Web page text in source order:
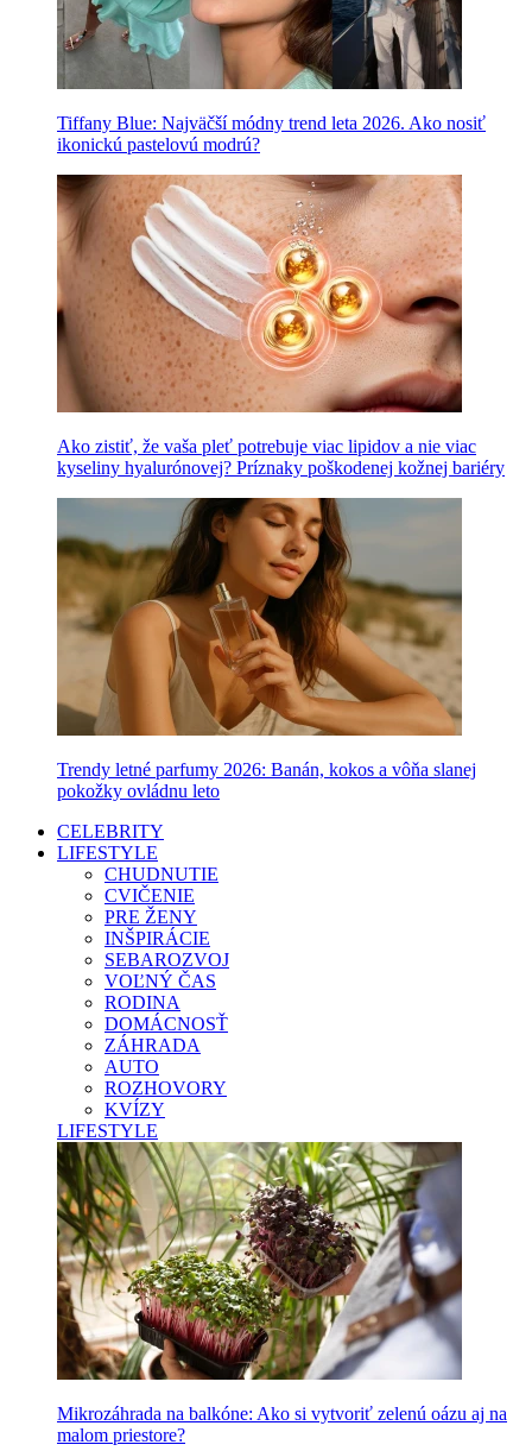
Tiffany Blue: Najväčší módny trend leta 2026. Ako nosiť
ikonickú pastelovú modrú?
Ako zistiť, že vaša pleť potrebuje viac lipidov a nie viac
kyseliny hyalurónovej? Príznaky poškodenej kožnej bariéry
Trendy letné parfumy 2026: Banán, kokos a vôňa slanej
pokožky ovládnu leto
CELEBRITY
LIFESTYLE
CHUDNUTIE
CVIČENIE
PRE ŽENY
INŠPIRÁCIE
SEBAROZVOJ
VOĽNÝ ČAS
RODINA
DOMÁCNOSŤ
ZÁHRADA
AUTO
ROZHOVORY
KVÍZY
LIFESTYLE
Mikrozáhrada na balkóne: Ako si vytvoriť zelenú oázu aj na
malom priestore?